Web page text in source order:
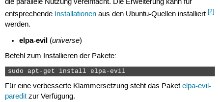
die parallele Nutzung vereinfacht. Die Erweiterung kann für
entsprechende Installationenaus den Ubuntu-Quellen installiert [2]
werden.
elpa-evil (universe)
Befehl zum Installieren der Pakete:
sudo apt-get install elpa-evil
Für eine verbesserte Klammersetzung steht das Paket elpa-evil-
pareditzur Verfügung.